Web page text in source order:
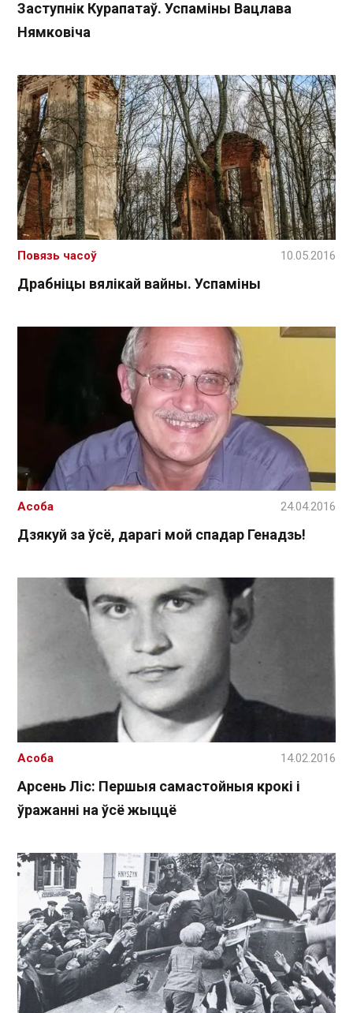
Заступнік Курапатаў. Успаміны Вацлава
Нямковіча
Драбніцы вялікай вайны. Успаміны
Повязь часоў 10.05.2016
Дзякуй за ўсё, дарагі мой спадар Генадзь!
Асоба 24.04.2016
Арсень Ліс: Першыя самастойныя крокі і
ўражанні на ўсё жыццё
Асоба 14.02.2016